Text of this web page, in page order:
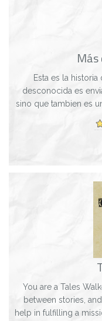
Más
Esta es la
desconocida es
sino que tambien es
You are a Tales
between stories,
help in fulfilling a